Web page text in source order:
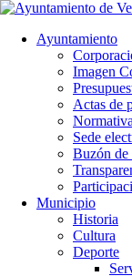
Ayuntamiento
Imagen
Actas de
Sede
Buzón de
Municipio
Historia
Cultura
Deporte